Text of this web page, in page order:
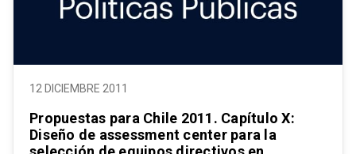
12 DICIEMBRE 2011
Propuestas para Chile 2011. Capítulo X:
Diseño de assessment center para la